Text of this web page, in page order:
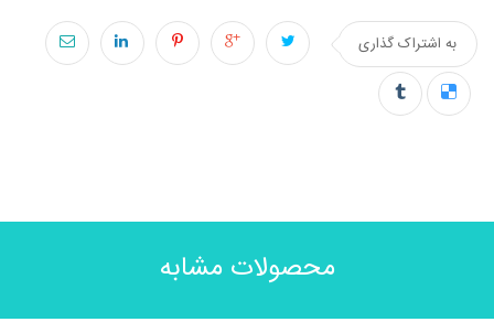
به اشتراک گذاری
محصولات مشابه